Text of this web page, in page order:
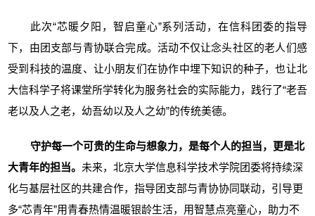
此次“芯暖夕阳，智启童心”系列活动，在信科团委的指导
下，由团支部与青协联合完成。活动不仅让念头社区的老人们感
受到科技的温度、让小朋友们在协作中埋下知识的种子，也让北
大信科学子将课堂所学转化为服务社会的实际能力，践行了“老吾
老以及人之老，幼吾幼以及人之幼”的传统美德。
守护每一个可贵的生命与想象力，是每个人的担当，更是北
大青年的担当。 未来，北京大学信息科学技术学院团委将持续深
化与基层社区的共建合作，指导团支部与青协协同联动，引导更
多“芯青年”用青春热情温暖银龄生活，用智慧点亮童心，助力不